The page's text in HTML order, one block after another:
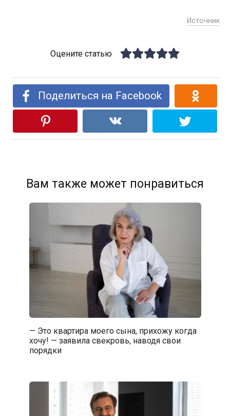
Источник
Оцените статью
Поделиться на Facebook
Вам также может понравиться
— Это квартира моего сына, прихожу когда
хочу! — заявила свекровь, наводя свои
порядки